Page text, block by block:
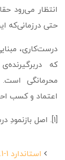
انتظار می‌رود
حتی درزمانی‌که
درست‌کاری،
که
محرمانگی
اعتماد و کسب
[1]. اصل بازنمودِ درست‌کاری
استاندارد 1-1. صداقت و شجاعت حرفه‌ای